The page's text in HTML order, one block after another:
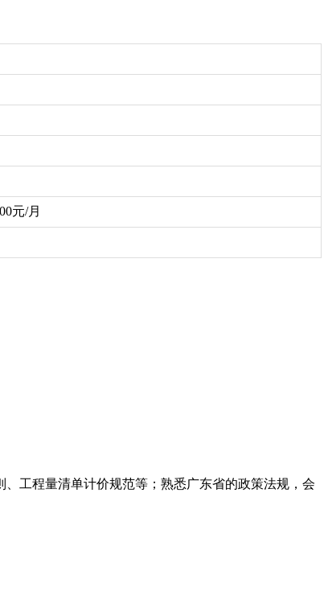
元/月
工程量清单计价规范等；熟悉广东省的政策法规，会